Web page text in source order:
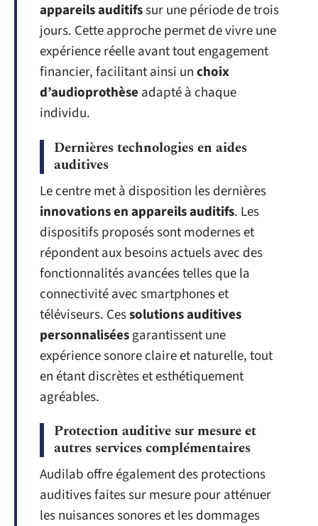
appareils auditifssur une période de trois
jours. Cette approche permet de vivre une
expérience réelle avant tout engagement
financier, facilitant ainsi unchoix
d’audioprothèse adapté à chaque
individu.
Dernières technologies en aides
auditives
Le centre met à disposition les dernières
innovations en appareils auditifs. Les
dispositifs proposés sont modernes et
répondent aux besoins actuels avec des
fonctionnalités avancées telles que la
connectivité avec smartphones et
téléviseurs. Cessolutions auditives
personnaliséesgarantissent une
expérience sonore claire et naturelle, tout
en étant discrètes et esthétiquement
agréables.
Protection auditive sur mesure et
autres services complémentaires
Audilab offre également des protections
auditives faites sur mesure pour atténuer
les nuisances sonores et les dommages